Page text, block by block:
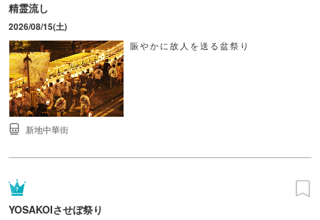
精霊流し
2026/08/15(土)
賑やかに故人を送る盆祭り
新地中華街
YOSAKOIさせぼ祭り